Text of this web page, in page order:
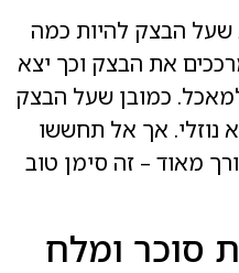
שעל הבצק להיות כמה
את הבצק וכך יצא
כמובן שעל הבצק
נוזלי. אך אל תחששו
מאוד – זה סימן טוב
סוכר ומלח